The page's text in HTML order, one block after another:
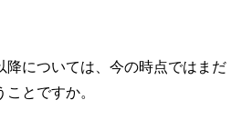
降については、今の時点ではまだ
とですか。